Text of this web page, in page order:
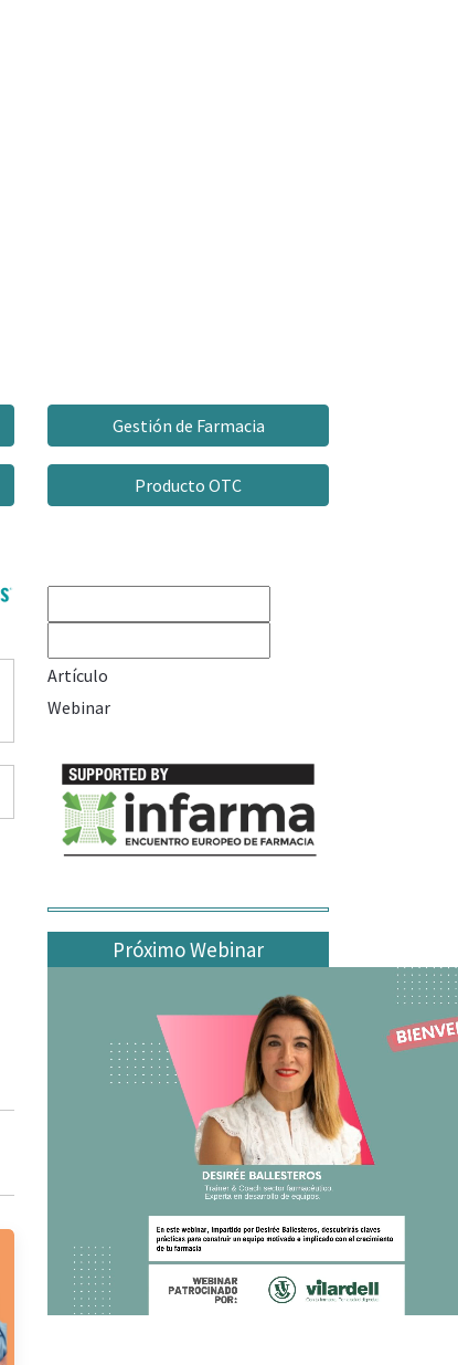
Gestión de Farmacia
Producto OTC
Artículo
Webinar
Próximo Webinar